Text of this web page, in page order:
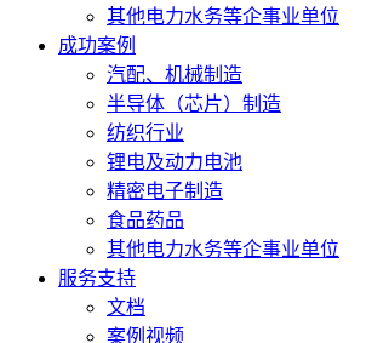
其他电力水务等企事业单位
成功案例
汽配、机械制造
半导体（芯片）制造
纺织行业
锂电及动力电池
精密电子制造
食品药品
其他电力水务等企事业单位
服务支持
文档
案例视频